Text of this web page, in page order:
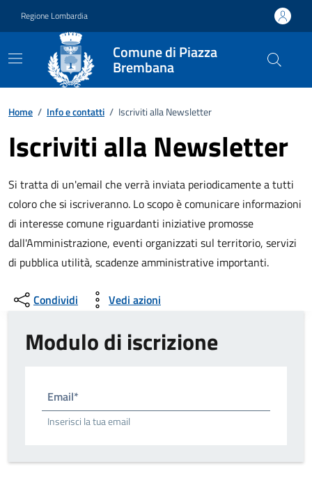
Regione Lombardia
Comune di Piazza
Brembana
Home / Info e contatti / Iscriviti alla Newsletter
Iscriviti alla Newsletter
Si tratta di un'email che verrà inviata periodicamente a tutti
coloro che si iscriveranno. Lo scopo è comunicare informazioni
di interesse comune riguardanti iniziative promosse
dall'Amministrazione, eventi organizzati sul territorio, servizi
di pubblica utilità, scadenze amministrative importanti.
Condividi Vedi azioni
Modulo di iscrizione
Email*
Inserisci la tua email